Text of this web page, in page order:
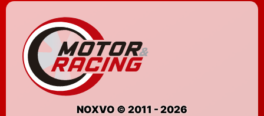
NOXVO © 2011 - 2026